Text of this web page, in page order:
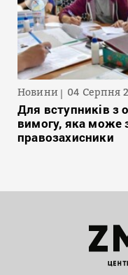
Новини 04 Серпня
Для вступників з
вимогу, яка може
правозахисники